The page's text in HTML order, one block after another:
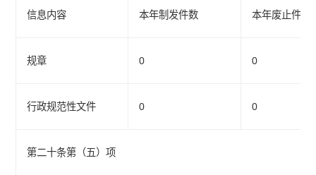
信息内容 本年制发件数 本年废止件数
规章 0 0
行政规范性文件 0 0
第二十条第（五）项